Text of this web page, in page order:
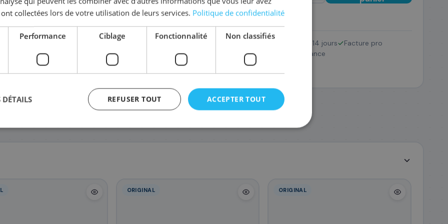
LBP-
88,68 € ,68 €
Retour 14 jours
Facture pro
SAV France
ORIGINAL ORIGINAL
collectées lors de votre utilisation de leurs services. Politique de confidentialité
Performance Ciblage Fonctionnalité Non classifiés
ACCEPTER TOUT
REFUSER TOUT
DÉTAILS